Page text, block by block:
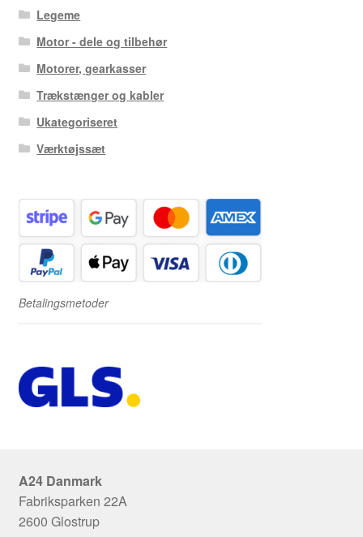
Legeme
Motor - dele og tilbehør
Motorer, gearkasser
Trækstænger og kabler
Ukategoriseret
Værktøjssæt
Betalingsmetoder
A24 Danmark
Fabriksparken 22A
2600 Glostrup